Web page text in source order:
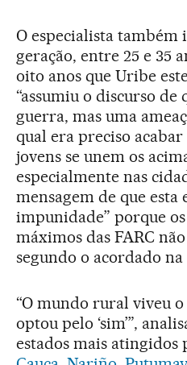
O especialista também
geração, entre 25 e 35
oito anos que Uribe
“assumiu o discurso de
guerra, mas uma
qual era preciso acabar
jovens se unem os
especialmente nas
mensagem de que esta
impunidade” porque
máximos das FARC
segundo o acordado na
“O mundo rural viveu
optou pelo ‘sim’”,
estados mais